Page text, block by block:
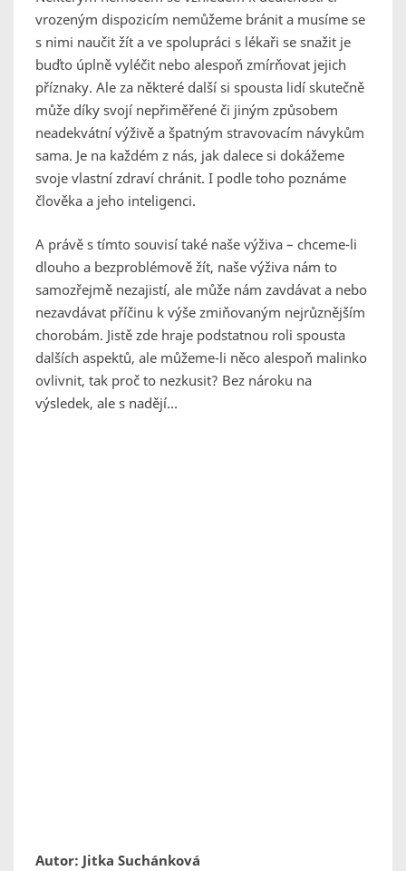
vrozeným dispozicím nemůžeme bránit a musíme se
s nimi naučit žít a ve spolupráci s lékaři se snažit je
buďto úplně vyléčit nebo alespoň zmírňovat jejich
příznaky. Ale za některé další si spousta lidí skutečně
může díky svojí nepřiměřené či jiným způsobem
neadekvátní výživě a špatným stravovacím návykům
sama. Je na každém z nás, jak dalece si dokážeme
svoje vlastní zdraví chránit. I podle toho poznáme
člověka a jeho inteligenci.
A právě s tímto souvisí také naše výživa – chceme-li
dlouho a bezproblémově žít, naše výživa nám to
samozřejmě nezajistí, ale může nám zavdávat a nebo
nezavdávat příčinu k výše zmiňovaným nejrůznějším
chorobám. Jistě zde hraje podstatnou roli spousta
dalších aspektů, ale můžeme-li něco alespoň malinko
ovlivnit, tak proč to nezkusit? Bez nároku na
výsledek, ale s nadějí…
Autor: Jitka Suchánková